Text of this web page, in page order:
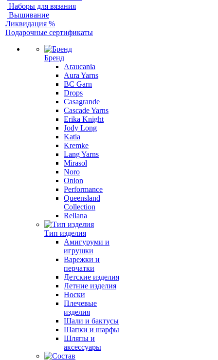
Наборы для вязания
Вышивание
Ликвидация %
Подарочные сертификаты
Бренд
Araucania
Aura Yarns
BC Garn
Drops
Casagrande
Cascade Yarns
Erika Knight
Jody Long
Katia
Kremke
Lang Yarns
Mirasol
Noro
Onion
Performance
Queensland
Collection
Rellana
Тип изделия
Амигуруми и
игрушки
Варежки и
перчатки
Детские изделия
Летние изделия
Носки
Плечевые
изделия
Шали и бактусы
Шапки и шарфы
Шляпы и
аксессуары